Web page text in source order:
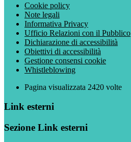
Cookie policy
Note legali
Informativa Privacy
Ufficio Relazioni con il Pubblico
Dichiarazione di accessibilità
Obiettivi di accessibilità
Gestione consensi cookie
Whistleblowing
Pagina visualizzata 2420 volte
Link esterni
Sezione Link esterni